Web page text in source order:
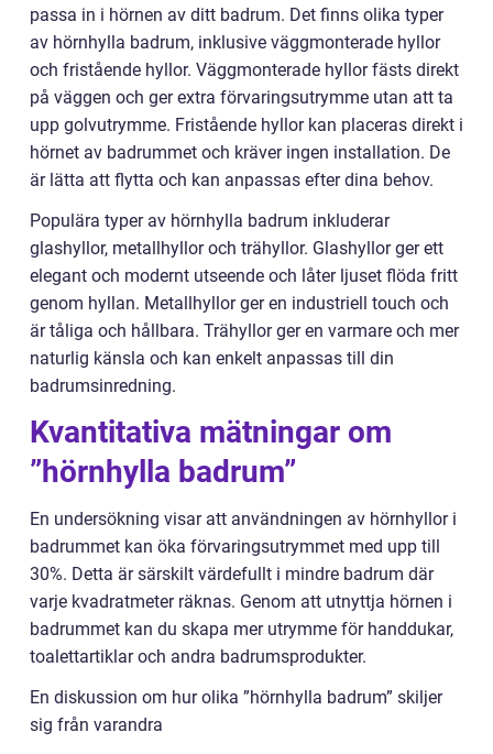
passa in i hörnen av ditt badrum. Det finns olika typer
av hörnhylla badrum, inklusive väggmonterade hyllor
och fristående hyllor. Väggmonterade hyllor fästs direkt
på väggen och ger extra förvaringsutrymme utan att ta
upp golvutrymme. Fristående hyllor kan placeras direkt i
hörnet av badrummet och kräver ingen installation. De
är lätta att flytta och kan anpassas efter dina behov.
Populära typer av hörnhylla badrum inkluderar
glashyllor, metallhyllor och trähyllor. Glashyllor ger ett
elegant och modernt utseende och låter ljuset flöda fritt
genom hyllan. Metallhyllor ger en industriell touch och
är tåliga och hållbara. Trähyllor ger en varmare och mer
naturlig känsla och kan enkelt anpassas till din
badrumsinredning.
Kvantitativa mätningar om
”hörnhylla badrum”
En undersökning visar att användningen av hörnhyllor i
badrummet kan öka förvaringsutrymmet med upp till
30%. Detta är särskilt värdefullt i mindre badrum där
varje kvadratmeter räknas. Genom att utnyttja hörnen i
badrummet kan du skapa mer utrymme för handdukar,
toalettartiklar och andra badrumsprodukter.
En diskussion om hur olika ”hörnhylla badrum” skiljer
sig från varandra